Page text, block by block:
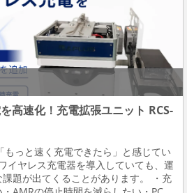
高速化！充電拡張ユニット RCS-
っと速く充電できたら」と感じてい
イヤレス充電器を導入していても、運
題が出てくることがあります。 ・充